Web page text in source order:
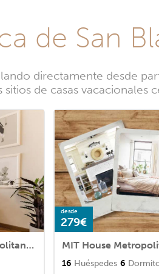
de San
directamente desde
de casas vacacionales
BRIGHT FLAT Parking/Wanda Metropolitano/Airport
desde
279€
MIT House
16 Huéspedes 6